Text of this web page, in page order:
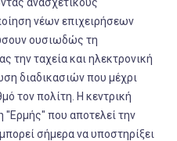
νέων επιχειρήσεων
ουσιωδώς τη
την ταχεία και ηλεκτρονική
διαδικασιών που μέχρι
τον πολίτη. Η κεντρική
"Ερμής" που αποτελεί την
σήμερα να υποστηρίξει